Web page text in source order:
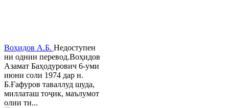
Воҳидов А.Б. Недоступен
ни однин перевод.Воҳидов
Азамат Баҳодурович 6-уми
июни соли 1974 дар н.
Б.Ғафуров таваллуд шуда,
миллаташ тоҷик, маълумот
олии ти...